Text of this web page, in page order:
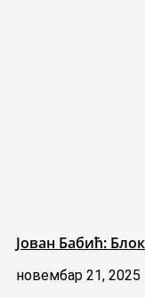
Јован Бабић:
новембар 21, 2025